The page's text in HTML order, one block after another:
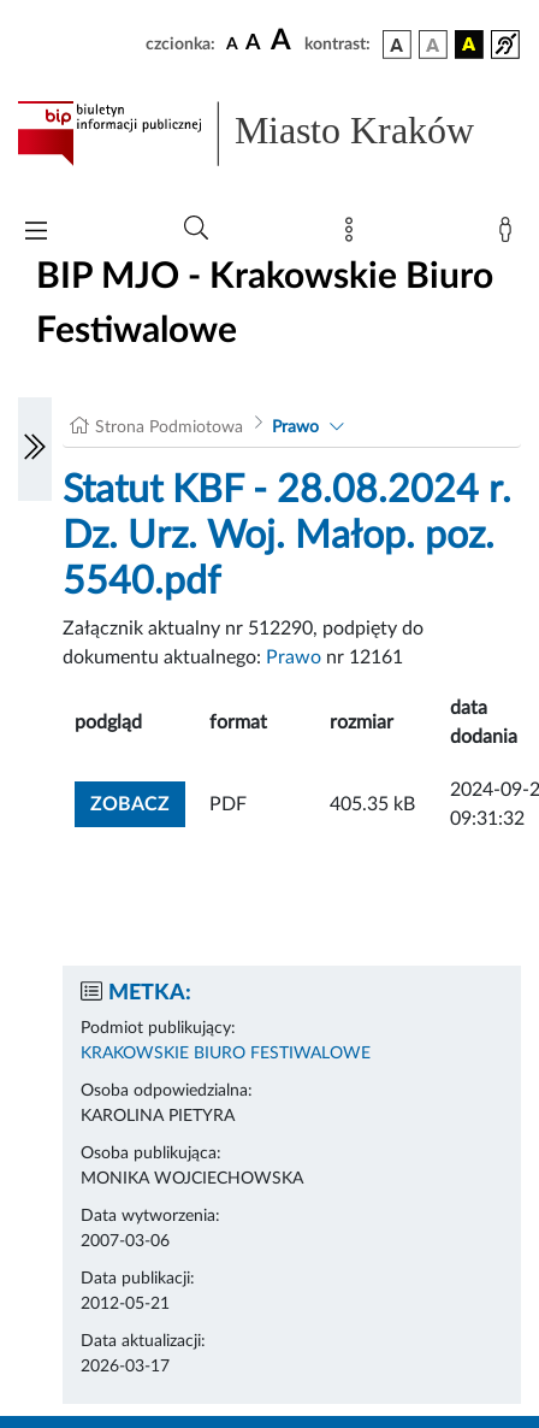
czcionka: A A A kontrast:
Miasto Kraków
BIP MJO - Krakowskie Biuro
Festiwalowe
Strona Podmiotowa Prawo
Statut KBF - 28.08.2024 r.
Dz. Urz. Woj. Małop. poz.
5540.pdf
Załącznik aktualny nr 512290, podpięty do
dokumentu aktualnego: Prawo nr 12161
podgląd format rozmiar
data
dodania
ZOBACZZOBACZ ZAŁĄCZNIK
PDF 405.35 kB
2024-09-
09:31:32
METKA:
Podmiot publikujący:
KRAKOWSKIE BIURO FESTIWALOWE
Osoba odpowiedzialna:
KAROLINA PIETYRA
Osoba publikująca:
MONIKA WOJCIECHOWSKA
Data wytworzenia:
2007-03-06
Data publikacji:
2012-05-21
Data aktualizacji:
2026-03-17